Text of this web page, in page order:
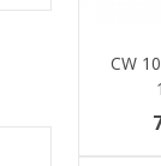
Dodaj
CW